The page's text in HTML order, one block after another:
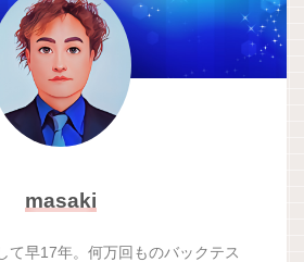
masaki
て早17年。何万回ものバックテス